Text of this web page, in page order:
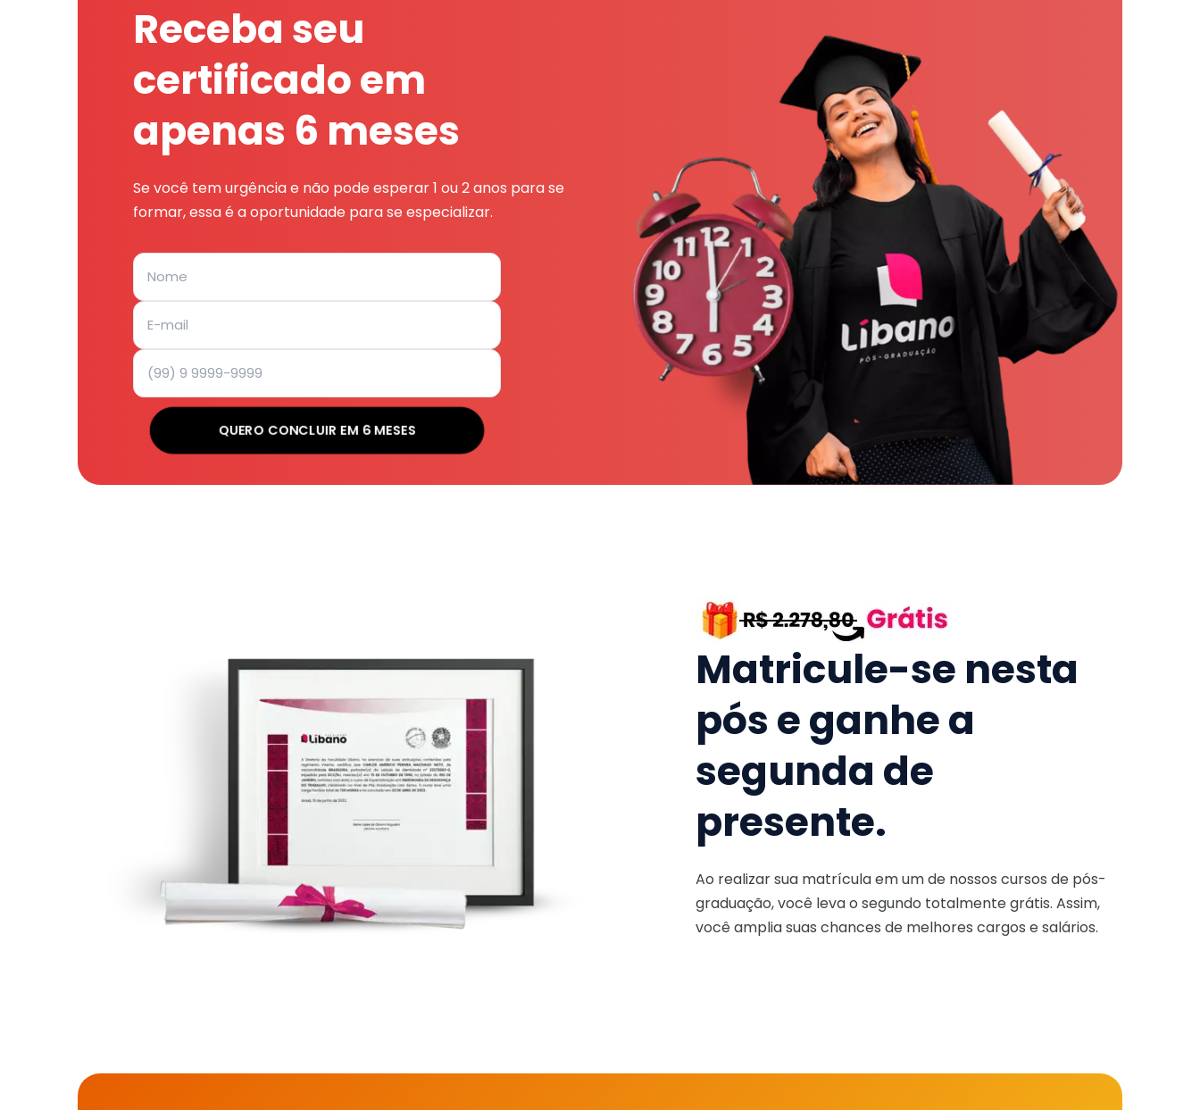
Receba seu
certificado em
apenas 6 meses
Se você tem urgência e não pode esperar 1 ou 2 anos para se
formar, essa é a oportunidade para se especializar.
QUERO CONCLUIR EM 6 MESES
Matricule-se nesta
pós e ganhe a
segunda de
presente.
Ao realizar sua matrícula em um de nossos cursos de pós-
graduação, você leva o segundo totalmente grátis. Assim,
você amplia suas chances de melhores cargos e salários.